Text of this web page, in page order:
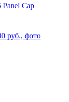
Panel Cap